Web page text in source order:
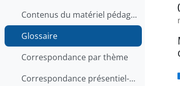
Contenus du matériel pédagogique
Glossaire
Correspondance par thème
Correspondance présentiel-en ligne